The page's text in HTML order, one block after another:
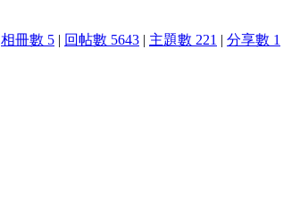
相冊數 5 | 回帖數 5643 | 主題數 221 | 分享數 1